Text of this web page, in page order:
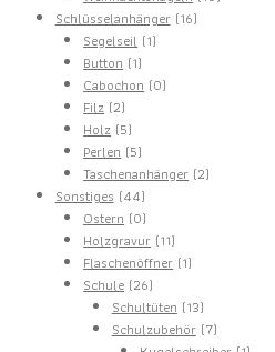
Schlüsselanhänger 1616
Segelseil 11
Button 11
Produkt
Cabochon 00
Filz 22
Produkte
Holz 55
Produkte
Perlen 55
Produkte
Taschenanhänger 22
Sonstiges 4444
Produkte
Ostern 00
Produkte
Holzgravur 1111
Produkte
Flaschenöffner 11
Schule 2626
Produkte
Schultüten 1313
Produkte
Schulzubehör 77